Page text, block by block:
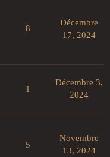
8
Décembre
17, 2024
1
Décembre 3,
2024
5
Novembre
13, 2024